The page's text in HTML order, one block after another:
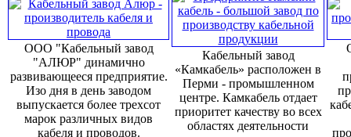
ООО "Кабельный завод
"АЛЮР" динамично
развивающееся предприятие.
Изо дня в день заводом
выпускается более трехсот
марок различных видов
кабеля и проводов.
Кабельный завод
«Камкабель» расположен в
Перми - промышленном
центре. Камкабель отдает
приоритет качеству во всех
областях деятельности